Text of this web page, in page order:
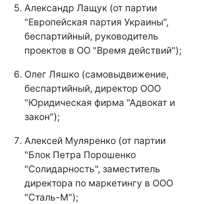
Александр Лащук (от партии
"Европейская партия Украины",
беспартийный, руководитель
проектов в ОО "Время действий");
Олег Ляшко (самовыдвижение,
беспартийный, директор ООО
"Юридическая фирма "Адвокат и
закон");
Алексей Муляренко (от партии
"Блок Петра Порошенко
"Солидарность", заместитель
директора по маркетингу в ООО
"Сталь-М");